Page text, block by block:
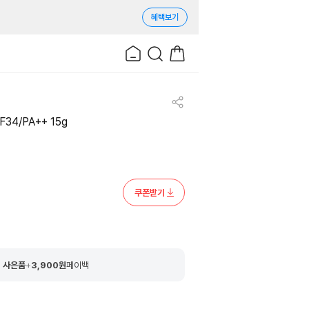
혜택보기
PA++ 15g
쿠폰받기
사은품+3,900원페이백